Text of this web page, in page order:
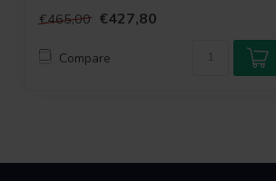
€465,00 €427,80
Compare